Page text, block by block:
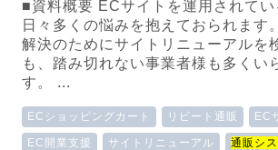
■資料概要 ECサイトを運用されてい
日々多くの悩みを抱えておられます
解決のためにサイトリニューアルを
も、踏み切れない事業者様も多くい
す。 ...
ECショッピングカート リピート通販 EC
EC開業支援 サイトリニューアル 通販シ